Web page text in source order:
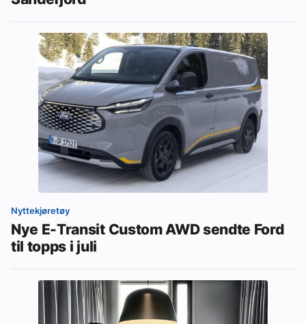
Nyttekjøretøy
Nye E-Transit Custom AWD sendte Ford
til topps i juli